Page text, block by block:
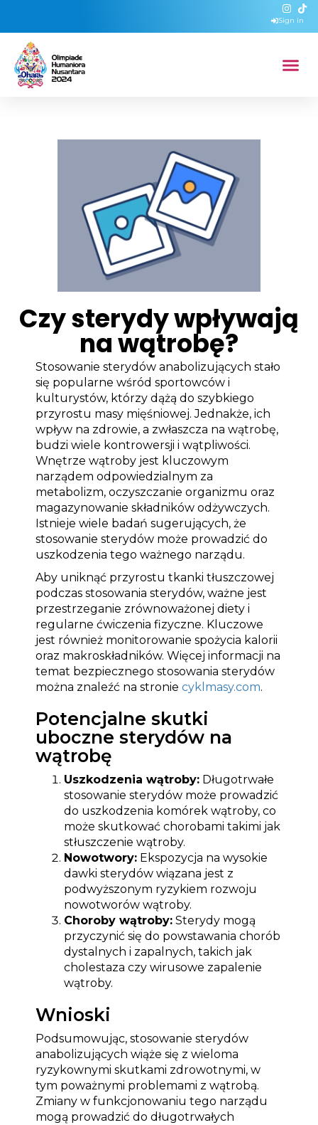
Sign in
Czy sterydy wpływają
na wątrobę?
Stosowanie sterydów anabolizujących stało
się popularne wśród sportowców i
kulturystów, którzy dążą do szybkiego
przyrostu masy mięśniowej. Jednakże, ich
wpływ na zdrowie, a zwłaszcza na wątrobę,
budzi wiele kontrowersji i wątpliwości.
Wnętrze wątroby jest kluczowym
narządem odpowiedzialnym za
metabolizm, oczyszczanie organizmu oraz
magazynowanie składników odżywczych.
Istnieje wiele badań sugerujących, że
stosowanie sterydów może prowadzić do
uszkodzenia tego ważnego narządu.
Aby uniknąć przyrostu tkanki tłuszczowej
podczas stosowania sterydów, ważne jest
przestrzeganie zrównoważonej diety i
regularne ćwiczenia fizyczne. Kluczowe
jest również monitorowanie spożycia kalorii
oraz makroskładników. Więcej informacji na
temat bezpiecznego stosowania sterydów
można znaleźć na stronie cyklmasy.com.
Potencjalne skutki
uboczne sterydów na
wątrobę
Uszkodzenia wątroby: Długotrwałe
stosowanie sterydów może prowadzić
do uszkodzenia komórek wątroby, co
może skutkować chorobami takimi jak
stłuszczenie wątroby.
Nowotwory: Ekspozycja na wysokie
dawki sterydów wiązana jest z
podwyższonym ryzykiem rozwoju
nowotworów wątroby.
Choroby wątroby: Sterydy mogą
przyczynić się do powstawania chorób
dystalnych i zapalnych, takich jak
cholestaza czy wirusowe zapalenie
wątroby.
Wnioski
Podsumowując, stosowanie sterydów
anabolizujących wiąże się z wieloma
ryzykownymi skutkami zdrowotnymi, w
tym poważnymi problemami z wątrobą.
Zmiany w funkcjonowaniu tego narządu
mogą prowadzić do długotrwałych